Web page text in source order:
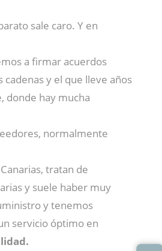
sale caro. Y en
a firmar acuerdos
y el que lleve años
donde hay mucha
normalmente
tratan de
y suele haber muy
y tenemos
servicio óptimo en